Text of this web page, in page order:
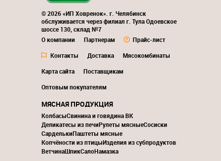
© 2026 «ИП Ховренок». г. Челябинск
обслуживается через филиал г. Тула Одоевское
шоссе 130, склад №7
О компании
Партнерам
Прайс-лист
Контакты
Доставка
Мясокомбинаты
Карта сайта
Поставщикам
Оптовым покупателям
МЯСНАЯ ПРОДУКЦИЯ
КолбасыСвинина и говядина ВК
Деликатесы из печиРулеты мясныеСосиски
СарделькиПаштеты мясные
Копчёности из птицыИзделия из субпродуктов
ВетчинаШпикСалоНамазка